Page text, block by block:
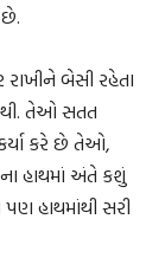
બેસી રહેતા
તેઓ સતત
કરે છે તેઓ,
હાથમાં અંતે કશું
હાથમાંથી સરી